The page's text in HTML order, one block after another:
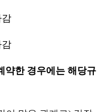
감
감
약한 경우에는 해당규